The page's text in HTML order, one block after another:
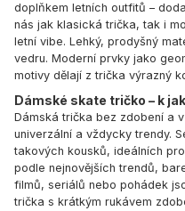
doplňkem letních outfitů –
nás jak klasická trička, tak i
letní vibe. Lehký, prodyšný
vedru. Moderní prvky jako
motivy dělají z trička výrazný
Dámské skate tričko – k
Dámská trička bez zdobení a
univerzální a vždycky trendy.
takových kousků, ideálních
podle nejnovějších trendů,
filmů, seriálů nebo pohádek
trička s krátkým rukávem